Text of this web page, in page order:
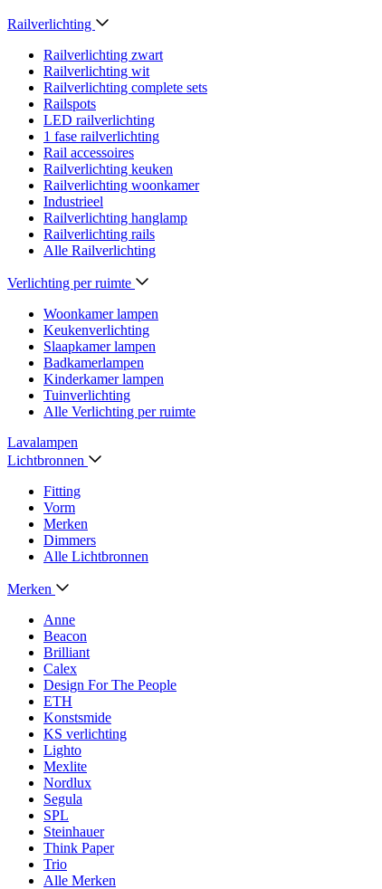
Railverlichting
Railverlichting zwart
Railverlichting wit
Railverlichting complete sets
Railspots
LED railverlichting
1 fase railverlichting
Rail accessoires
Railverlichting keuken
Railverlichting woonkamer
Industrieel
Railverlichting hanglamp
Railverlichting rails
Alle Railverlichting
Verlichting per ruimte
Woonkamer lampen
Keukenverlichting
Slaapkamer lampen
Badkamerlampen
Kinderkamer lampen
Tuinverlichting
Alle Verlichting per ruimte
Lavalampen
Lichtbronnen
Fitting
Vorm
Merken
Dimmers
Alle Lichtbronnen
Merken
Anne
Beacon
Brilliant
Calex
Design For The People
ETH
Konstsmide
KS verlichting
Lighto
Mexlite
Nordlux
Segula
SPL
Steinhauer
Think Paper
Trio
Alle Merken